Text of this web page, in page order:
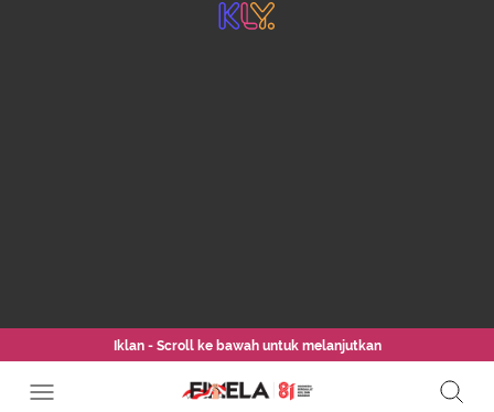
Iklan - Scroll ke bawah untuk melanjutkan